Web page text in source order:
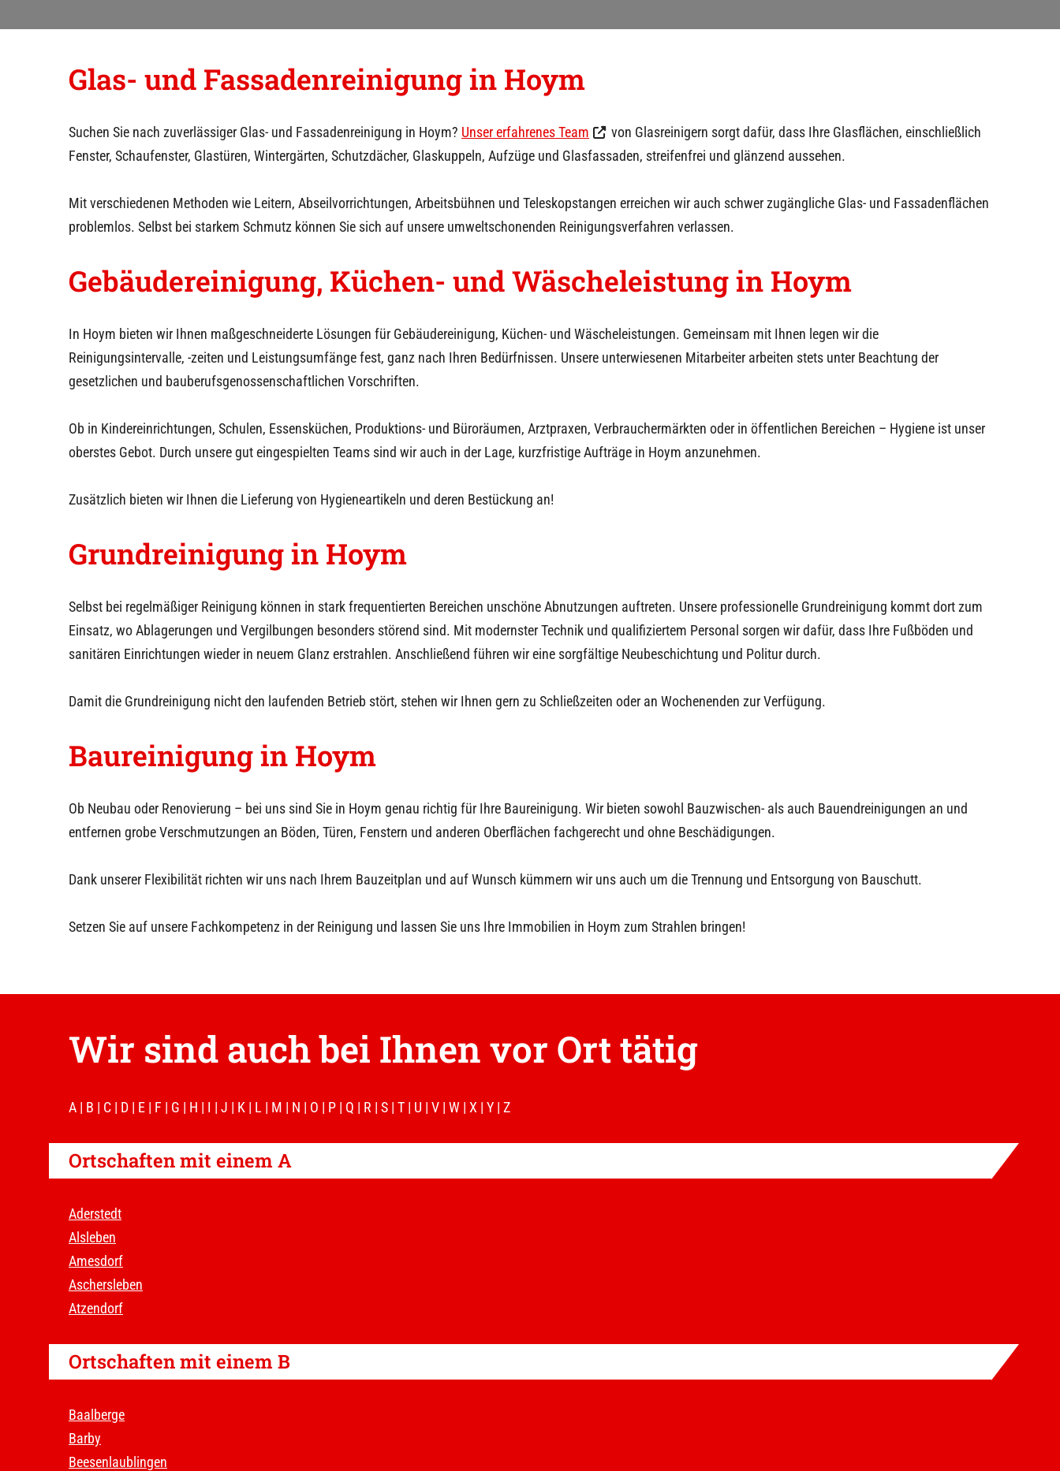
Glas- und Fassadenreinigung in Hoym
Suchen Sie nach zuverlässiger Glas- und Fassadenreinigung in Hoym? Unser erfahrenes Team
von Glasreinigern sorgt dafür, dass Ihre Glasflächen, einschließlich
Fenster, Schaufenster, Glastüren, Wintergärten, Schutzdächer, Glaskuppeln, Aufzüge und Glasfassaden, streifenfrei und glänzend aussehen.
Mit verschiedenen Methoden wie Leitern, Abseilvorrichtungen, Arbeitsbühnen und Teleskopstangen erreichen wir auch schwer zugängliche Glas- und Fassadenflächen
problemlos. Selbst bei starkem Schmutz können Sie sich auf unsere umweltschonenden Reinigungsverfahren verlassen.
Gebäudereinigung, Küchen- und Wäscheleistung in Hoym
In Hoym bieten wir Ihnen maßgeschneiderte Lösungen für Gebäudereinigung, Küchen- und Wäscheleistungen. Gemeinsam mit Ihnen legen wir die
Reinigungsintervalle, -zeiten und Leistungsumfänge fest, ganz nach Ihren Bedürfnissen. Unsere unterwiesenen Mitarbeiter arbeiten stets unter Beachtung der
gesetzlichen und bauberufsgenossenschaftlichen Vorschriften.
Ob in Kindereinrichtungen, Schulen, Essensküchen, Produktions- und Büroräumen, Arztpraxen, Verbrauchermärkten oder in öffentlichen Bereichen – Hygiene ist unser
oberstes Gebot. Durch unsere gut eingespielten Teams sind wir auch in der Lage, kurzfristige Aufträge in Hoym anzunehmen.
Zusätzlich bieten wir Ihnen die Lieferung von Hygieneartikeln und deren Bestückung an!
Grundreinigung in Hoym
Selbst bei regelmäßiger Reinigung können in stark frequentierten Bereichen unschöne Abnutzungen auftreten. Unsere professionelle Grundreinigung kommt dort zum
Einsatz, wo Ablagerungen und Vergilbungen besonders störend sind. Mit modernster Technik und qualifiziertem Personal sorgen wir dafür, dass Ihre Fußböden und
sanitären Einrichtungen wieder in neuem Glanz erstrahlen. Anschließend führen wir eine sorgfältige Neubeschichtung und Politur durch.
Damit die Grundreinigung nicht den laufenden Betrieb stört, stehen wir Ihnen gern zu Schließzeiten oder an Wochenenden zur Verfügung.
Baureinigung in Hoym
Ob Neubau oder Renovierung – bei uns sind Sie in Hoym genau richtig für Ihre Baureinigung. Wir bieten sowohl Bauzwischen- als auch Bauendreinigungen an und
entfernen grobe Verschmutzungen an Böden, Türen, Fenstern und anderen Oberflächen fachgerecht und ohne Beschädigungen.
Dank unserer Flexibilität richten wir uns nach Ihrem Bauzeitplan und auf Wunsch kümmern wir uns auch um die Trennung und Entsorgung von Bauschutt.
Setzen Sie auf unsere Fachkompetenz in der Reinigung und lassen Sie uns Ihre Immobilien in Hoym zum Strahlen bringen!
Wir sind auch bei Ihnen vor Ort tätig
A | B | C | D | E | F | G | H | I | J | K | L | M | N | O | P | Q | R | S | T | U | V | W | X | Y | Z
Ortschaften mit einem A
Aderstedt
Alsleben
Amesdorf
Aschersleben
Atzendorf
Ortschaften mit einem B
Baalberge
Barby
Beesenlaublingen